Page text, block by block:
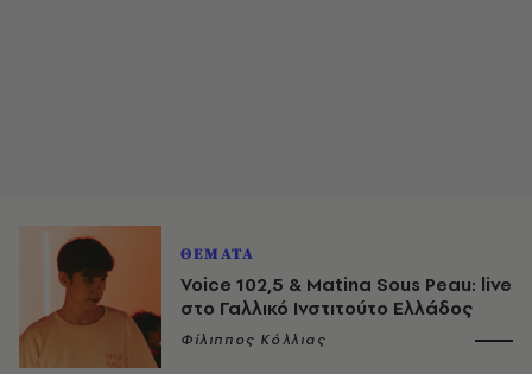
ΘΕΜΑΤΑ
Voice 102,5 & Matina Sous Peau: live
στο Γαλλικό Ινστιτούτο Ελλάδος
Φίλιππος Κόλλιας